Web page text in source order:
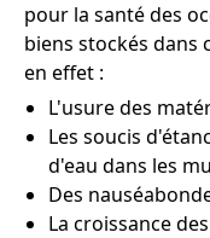
pour la santé des
biens stockés dans
en effet :
L'usure des
Les soucis
d'eau dans les
Des
La croissance